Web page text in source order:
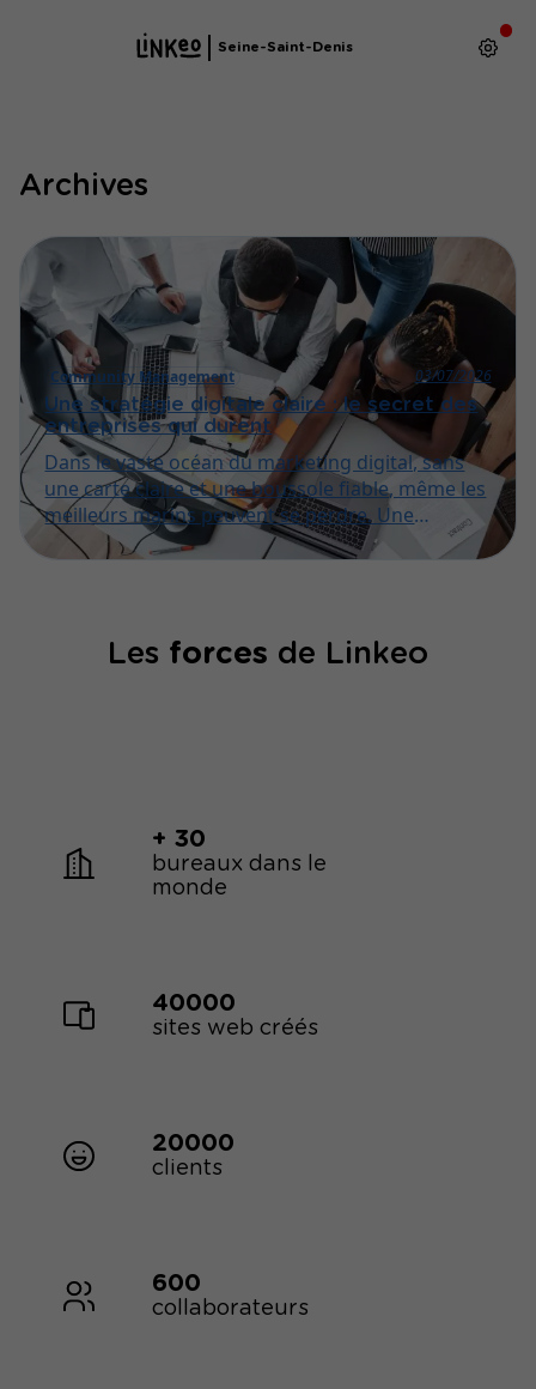
Seine-Saint-Denis
Archives
Community Management
03/07/2026
Une stratégie digitale claire : le secret des
entreprises qui durent
Dans le vaste océan du marketing digital, sans
une carte claire et une boussole fiable, même les
meilleurs marins peuvent se perdre. Une
stratégie digitale est cette boussole pour votre
entreprise.
Les forces de Linkeo
+ 30
bureaux dans le
monde
40000
sites web créés
20000
clients
600
collaborateurs